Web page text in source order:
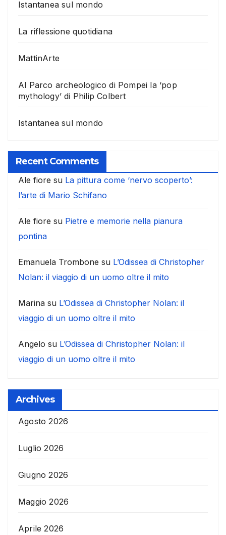
Istantanea sul mondo
La riflessione quotidiana
MattinArte
Al Parco archeologico di Pompei la ‘pop
mythology’ di Philip Colbert
Istantanea sul mondo
Recent Comments
Ale fiore su La pittura come ‘nervo scoperto’:
l’arte di Mario Schifano
Ale fiore su Pietre e memorie nella pianura
pontina
Emanuela Trombone su L’Odissea di Christopher
Nolan: il viaggio di un uomo oltre il mito
Marina su L’Odissea di Christopher Nolan: il
viaggio di un uomo oltre il mito
Angelo su L’Odissea di Christopher Nolan: il
viaggio di un uomo oltre il mito
Archives
Agosto 2026
Luglio 2026
Giugno 2026
Maggio 2026
Aprile 2026